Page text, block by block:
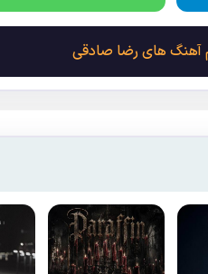
های رضا صادقی